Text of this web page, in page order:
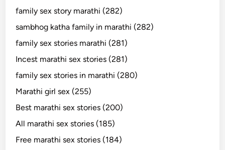
family sex story marathi (282)
sambhog katha family in marathi (282)
family sex stories marathi (281)
Incest marathi sex stories (281)
family sex stories in marathi (280)
Marathi girl sex (255)
Best marathi sex stories (200)
All marathi sex stories (185)
Free marathi sex stories (184)